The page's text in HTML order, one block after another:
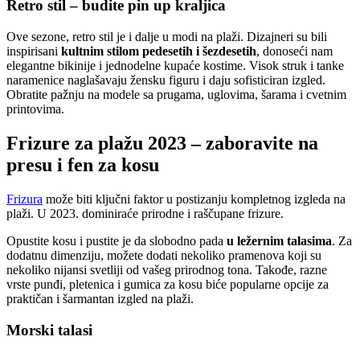
Retro stil – budite pin up kraljica
Ove sezone, retro stil je i dalje u modi na plaži. Dizajneri su bili
inspirisani kultnim stilom pedesetih i šezdesetih, donoseći nam
elegantne bikinije i jednodelne kupaće kostime. Visok struk i tanke
naramenice naglašavaju žensku figuru i daju sofisticiran izgled.
Obratite pažnju na modele sa prugama, uglovima, šarama i cvetnim
printovima.
Frizure za plažu 2023 – zaboravite na
presu i fen za kosu
Frizura može biti ključni faktor u postizanju kompletnog izgleda na
plaži. U 2023. dominiraće prirodne i raščupane frizure.
Opustite kosu i pustite je da slobodno pada u ležernim talasima. Za
dodatnu dimenziju, možete dodati nekoliko pramenova koji su
nekoliko nijansi svetliji od vašeg prirodnog tona. Takođe, razne
vrste punđi, pletenica i gumica za kosu biće popularne opcije za
praktičan i šarmantan izgled na plaži.
Morski talasi